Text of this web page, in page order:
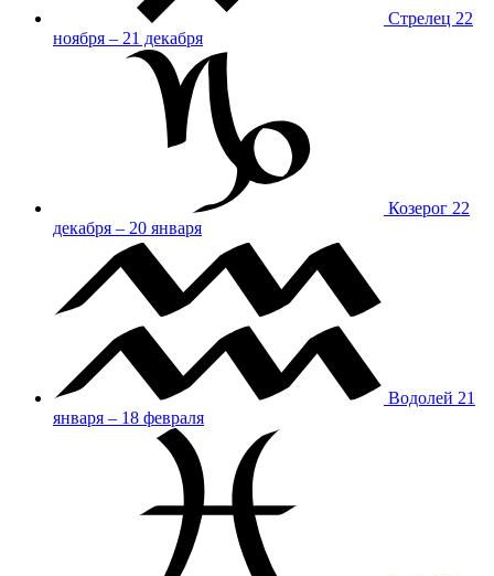
Стрелец 22
ноября – 21 декабря
Козерог 22
декабря – 20 января
Водолей 21
января – 18 февраля